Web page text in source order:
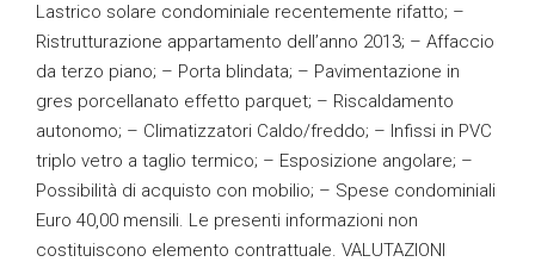
Lastrico solare condominiale recentemente rifatto; –
Ristrutturazione appartamento dell’anno 2013; – Affaccio
da terzo piano; – Porta blindata; – Pavimentazione in
gres porcellanato effetto parquet; – Riscaldamento
autonomo; – Climatizzatori Caldo/freddo; – Infissi in PVC
triplo vetro a taglio termico; – Esposizione angolare; –
Possibilità di acquisto con mobilio; – Spese condominiali
Euro 40,00 mensili. Le presenti informazioni non
costituiscono elemento contrattuale. VALUTAZIONI